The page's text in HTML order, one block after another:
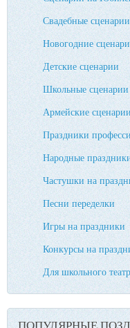
Свадебные сценарии
Новогодние
Детские сценарии
Школьные сценарии
Армейские сценарии
Праздники
Народные
Частушки на
Песни переделки
Игры на праздники
Конкурсы на
Для школьного